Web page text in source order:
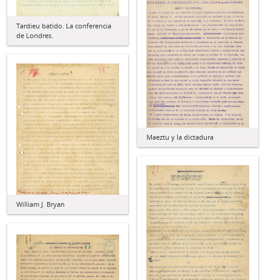
Tardieu batido. La conferencia
de Londres.
Maeztu y la dictadura
William J. Bryan